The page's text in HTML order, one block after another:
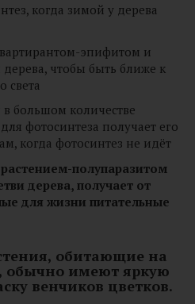
когда зимой у дерева
эпифитом и
дерева, чтобы быть ближе к
света
большом количестве
фотосинтеза получает его
когда фотосинтез не идёт
полупаразитом
дерева, получает от
для жизни питательные
обитающие на
обычно имеют яркую
венчиков цветков.